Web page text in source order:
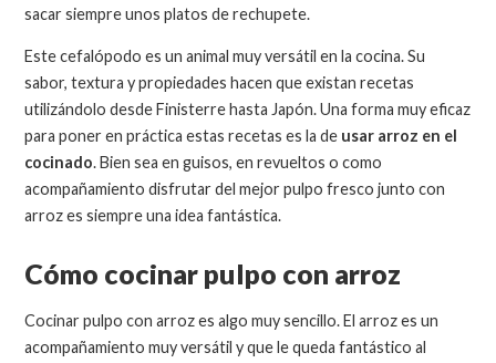
sacar siempre unos platos de rechupete.
Este cefalópodo es un animal muy versátil en la cocina. Su
sabor, textura y propiedades hacen que existan recetas
utilizándolo desde Finisterre hasta Japón. Una forma muy eficaz
para poner en práctica estas recetas es la de usar arroz en el
cocinado. Bien sea en guisos, en revueltos o como
acompañamiento disfrutar del mejor pulpo fresco junto con
arroz es siempre una idea fantástica.
Cómo cocinar pulpo con arroz
Cocinar pulpo con arroz es algo muy sencillo. El arroz es un
acompañamiento muy versátil y que le queda fantástico al